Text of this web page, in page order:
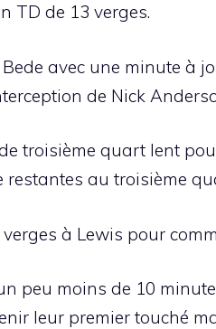
TD de 13 verges.
avec une minute à
de Nick
troisième quart lent
restantes au troisième
à Lewis pour
peu moins de 10
leur premier touché